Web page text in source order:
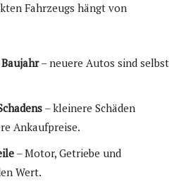
Fahrzeugs hängt von
– neuere Autos sind selbst
– kleinere Schäden
Ankaufpreise.
– Motor, Getriebe und
Wert.